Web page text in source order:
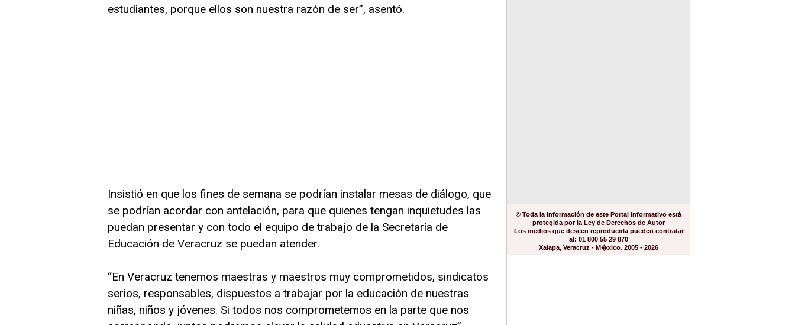
estudiantes, porque ellos son nuestra razón de ser”, asentó.
Insistió en que los fines de semana se podrían instalar mesas de diálogo, que
se podrían acordar con antelación, para que quienes tengan inquietudes las
puedan presentar y con todo el equipo de trabajo de la Secretaría de
Educación de Veracruz se puedan atender.
“En Veracruz tenemos maestras y maestros muy comprometidos, sindicatos
serios, responsables, dispuestos a trabajar por la educación de nuestras
niñas, niños y jóvenes. Si todos nos comprometemos en la parte que nos
© Toda la información de este Portal Informativo está
protegida por la Ley de Derechos de Autor
Los medios que deseen reproducirla pueden contratar
al: 01 800 55 29 870
Xalapa, Veracruz - M�xico. 2005 - 2026